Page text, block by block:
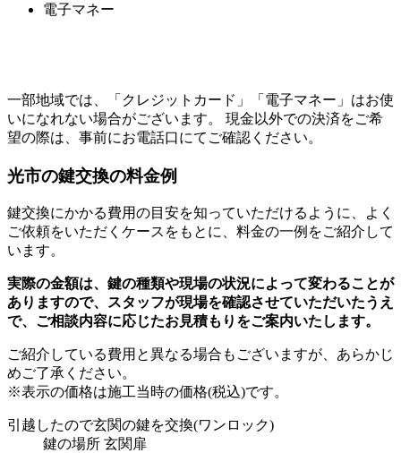
電子マネー
一部地域では、「クレジットカード」「電子マネー」はお使
いになれない場合がございます。 現金以外での決済をご希
望の際は、事前にお電話口にてご確認ください。
光市の鍵交換の料金例
鍵交換にかかる費用の目安を知っていただけるように、よく
ご依頼をいただくケースをもとに、料金の一例をご紹介して
います。
実際の金額は、鍵の種類や現場の状況によって変わることが
ありますので、スタッフが現場を確認させていただいたうえ
で、ご相談内容に応じたお見積もりをご案内いたします。
ご紹介している費用と異なる場合もございますが、あらかじ
めご了承ください。
※表示の価格は施工当時の価格(税込)です。
引越したので玄関の鍵を交換(ワンロック)
鍵の場所 玄関扉